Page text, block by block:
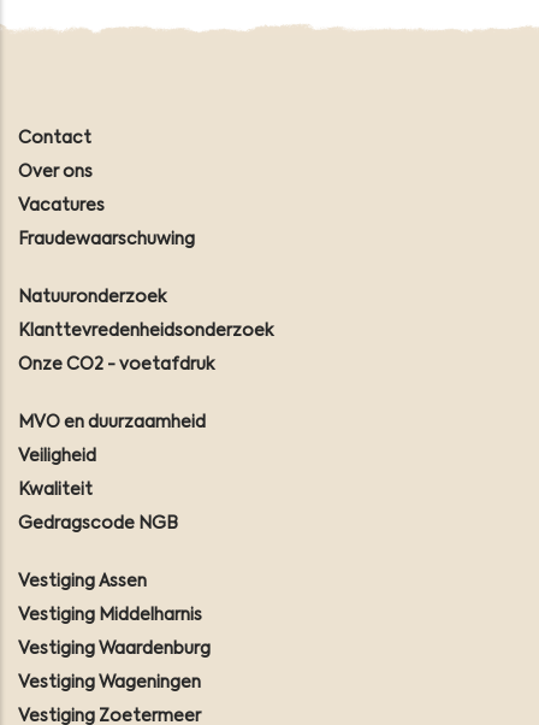
Contact
Over ons
Vacatures
Fraudewaarschuwing
Natuuronderzoek
Klanttevredenheidsonderzoek
Onze CO2 - voetafdruk
MVO en duurzaamheid
Veiligheid
Kwaliteit
Gedragscode NGB
Vestiging Assen
Vestiging Middelharnis
Vestiging Waardenburg
Vestiging Wageningen
Vestiging Zoetermeer